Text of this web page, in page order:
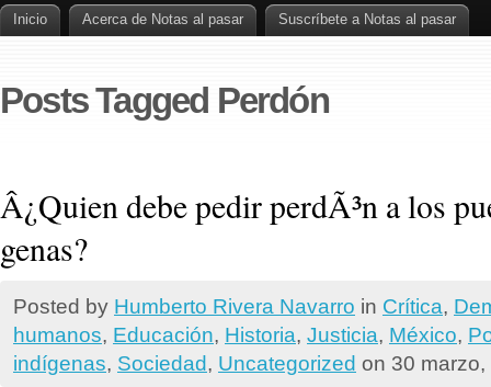
Inicio Acerca de Notas al pasar Suscrí­bete a Notas al pasar
Posts Tagged Perdón
Â¿Quien debe pedir perdÃ³n a los
genas?
Posted by Humberto Rivera Navarro in Crí­tica,
humanos, Educación, Historia, Justicia, México,
indígenas, Sociedad, Uncategorized on 30